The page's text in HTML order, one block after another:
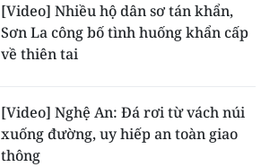
[Video] Nhiều hộ dân sơ tán khẩn,
Sơn La công bố tình huống khẩn cấp
về thiên tai
[Video] Nghệ An: Đá rơi từ vách núi
xuống đường, uy hiếp an toàn giao
thông